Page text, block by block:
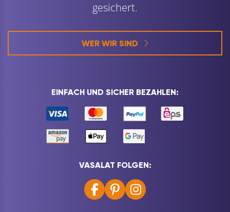
gesichert.
WER WIR SIND
EINFACH UND SICHER BEZAHLEN:
VASALAT FOLGEN: